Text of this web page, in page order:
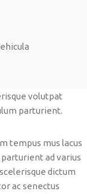
volutpat
parturient.
tempus mus lacus
ad varius
dictum
ac senectus